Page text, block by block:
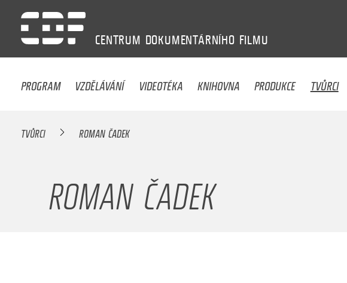
CENTRUM DOKUMENTÁRNÍHO FILMU
PROGRAM VZDĚLÁVÁNÍ VIDEOTÉKA KNIHOVNA PRODUKCE TVŮRCI
TVŮRCI ROMAN ČADEK
ROMAN ČADEK